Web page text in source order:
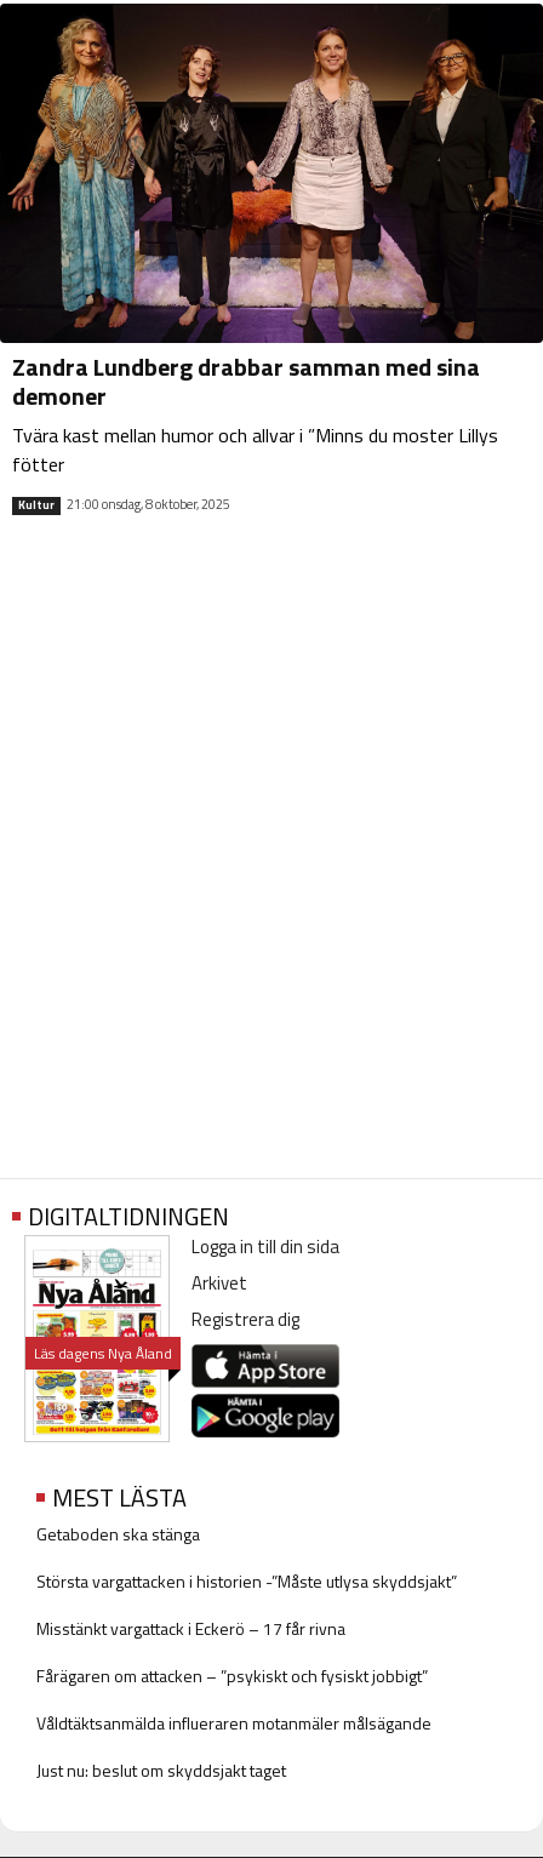
Zandra Lundberg drabbar samman med sina
demoner
Tvära kast mellan humor och allvar i ”Minns du moster Lillys
fötter
Kultur 21:00 onsdag, 8 oktober, 2025
DIGITALTIDNINGEN
Läs dagens Nya Åland
Logga in till din sida
Arkivet
Registrera dig
MEST LÄSTA
Getaboden ska stänga
Största vargattacken i historien -”Måste utlysa skyddsjakt”
Misstänkt vargattack i Eckerö – 17 får rivna
Fårägaren om attacken – ”psykiskt och fysiskt jobbigt”
Våldtäktsanmälda influeraren motanmäler målsägande
Just nu: beslut om skyddsjakt taget